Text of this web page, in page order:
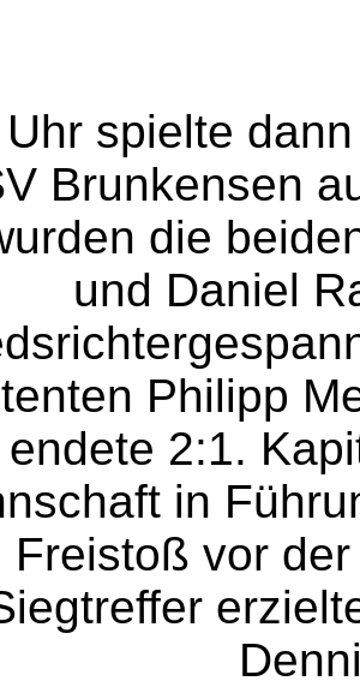
spielte
Brunkensen
die
und Daniel
Philipp
2:1.
in
Freistoß vor